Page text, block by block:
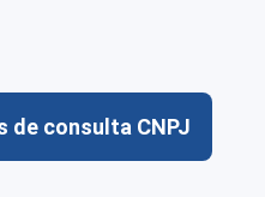
de consulta CNPJ